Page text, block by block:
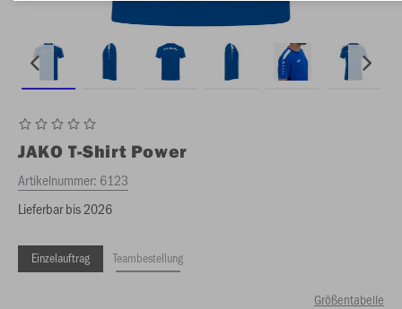
JAKO T-Shirt Power
Artikelnummer: 6123
Lieferbar bis 2026
Einzelauftrag Teambestellung
Größentabelle